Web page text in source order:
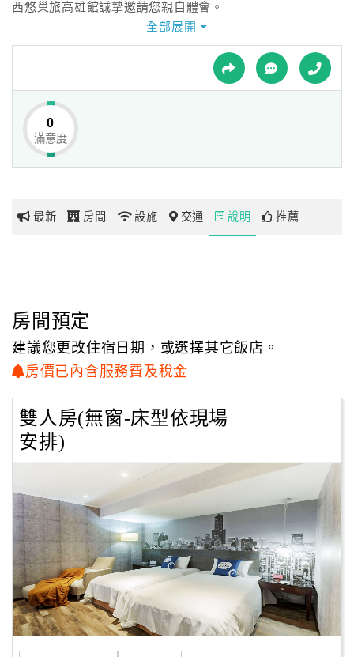
球
網
玩
地
圖
顧
務
客
滿
意
度
訂
單
管
西悠巢旅高雄館誠摯邀請您親自體會。
全部展開
0
滿意度
最新 房間 設施 交通 說明 推薦
房間預定
建議您更改住宿日期，或選擇其它飯店。
房價已內含服務費及稅金
雙人房(無窗-床型依現場
安排)